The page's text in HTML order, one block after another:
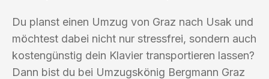
Du planst einen Umzug von Graz nach Usak und
möchtest dabei nicht nur stressfrei, sondern auch
kostengünstig dein Klavier transportieren lassen?
Dann bist du bei Umzugskönig Bergmann Graz